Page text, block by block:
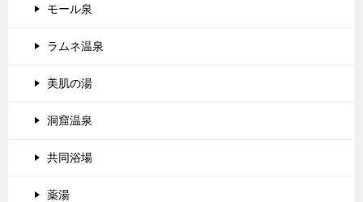
モール泉
ラムネ温泉
美肌の湯
洞窟温泉
共同浴場
薬湯